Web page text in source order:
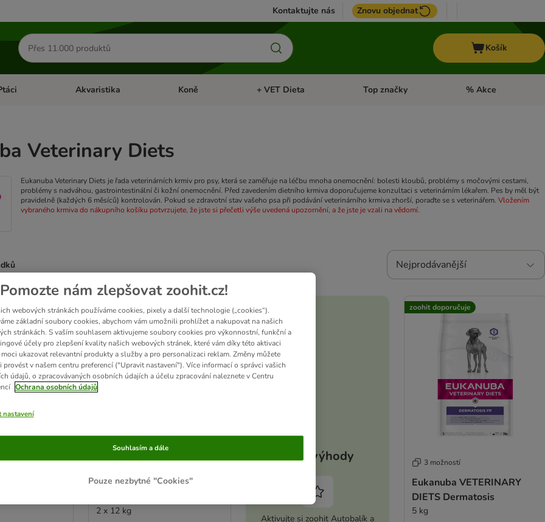
Kontaktujte nás Znovu objednat
Hledat
produkty
Košík
menu: Malá zvířataOtevřít menu: Ptáci
Akvaristika Otevřít menu: Akvaristika
Koně Otevřít menu: Koně
+ VET Dieta Otevřít menu: + VET Dieta
Top značky Otevřít menu: Top
% Akce
Veterinary Diets
Eukanuba Veterinary Diets je řada veterinárních krmiv pro psy, která se zaměřuje na léčbu mnoha onemocnění: bolesti kloubů, problémy s močovými cestami,
problémy s nadváhou, gastrointestinální či kožní onemocnění. Před zavedením dietního krmiva doporučujeme konzultaci s veterinárním lékařem. Pes by měl být
pravidelně (každých 6 měsíců) kontrolován. Pokud se zdravotní stav vašeho psa při podávání veterinárního krmiva zhorší, poraďte se s veterinářem. Vložením
vybraného krmiva do nákupního košíku potvrzujete, že jste si přečetli výše uvedená upozornění, a že jste je vzali na vědomí.
Nejprodávanější
been changed
zoohit doporučuje
3 možností
Eukanuba VETERINARY
2 x 12 kg
Vaše výhody
Aktivujte si zoohit Autobalík a
zoohit doporučuje
3 možností
Eukanuba VETERINARY
DIETS Dermatosis
5 kg
Pomozte nám zlepšovat zoohit.cz!
webových stránkách používáme cookies, pixely a další technologie („cookies“).
základní soubory cookies, abychom vám umožnili prohlížet a nakupovat na našich
stránkách. S vaším souhlasem aktivujeme soubory cookies pro výkonnostní, funkční a
účely pro zlepšení kvality našich webových stránek, které vám díky této aktivaci
ukazovat relevantní produkty a služby a pro personalizaci reklam. Změny můžete
provést v našem centru preferencí ("Upravit nastavení"). Více informací o správci vašich
údajů, o zpracovávaných osobních údajích a účelu zpracování naleznete v Centru
Ochrana osobních údajů
nastavení
Pouze nezbytné "Cookies"
Souhlasím a dále